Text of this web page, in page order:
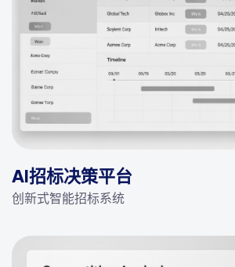
AI招标决策平台
创新式智能招标系统